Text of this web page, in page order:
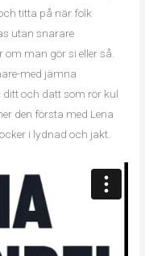
titta på när folk
utan snarare
man gör si eller så.
med jämna
och datt som rör kul
den första med Lena
i lydnad och jakt.